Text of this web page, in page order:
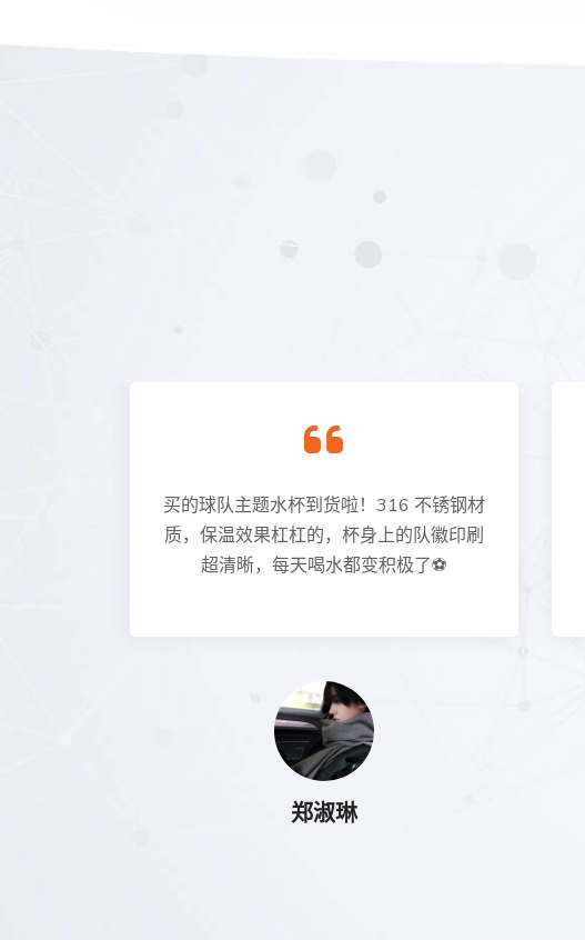
买的球队主题水杯到货啦！316 不锈钢材
质，保温效果杠杠的，杯身上的队徽印刷
超清晰，每天喝水都变积极了⚽
郑淑琳